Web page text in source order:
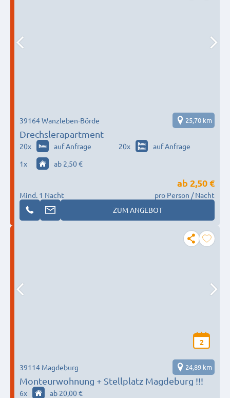
Drechslerapartment
39164 Wanzleben-Börde 25,70 km
20x auf Anfrage 20x
auf Anfrage
1x ab 2,50 €
Mind. 1 Nacht
ab 2,50 €
pro Person / Nacht
ZUM ANGEBOT
2
Monteurwohnung + Stellplatz Magdeburg !!!
39114 Magdeburg 24,89 km
6x ab 20,00 €